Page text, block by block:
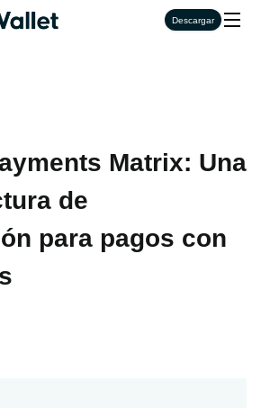
Descargar
Matrix: Una
de
para pagos con